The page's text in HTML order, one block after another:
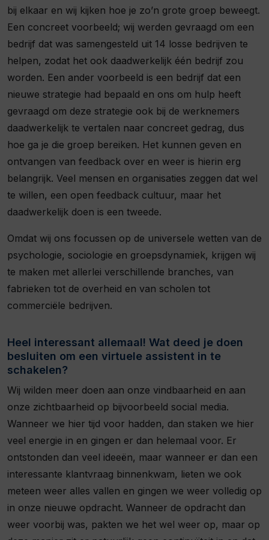
bij elkaar en wij kijken hoe je zo’n grote groep beweegt.
Een concreet voorbeeld; wij werden gevraagd om een
bedrijf dat was samengesteld uit 14 losse bedrijven te
helpen, zodat het ook daadwerkelijk één bedrijf zou
worden. Een ander voorbeeld is een bedrijf dat een
nieuwe strategie had bepaald en ons om hulp heeft
gevraagd om deze strategie ook bij de werknemers
daadwerkelijk te vertalen naar concreet gedrag, dus
hoe ga je die groep bereiken. Het kunnen geven en
ontvangen van feedback over en weer is hierin erg
belangrijk. Veel mensen en organisaties zeggen dat wel
te willen, een open feedback cultuur, maar het
daadwerkelijk doen is een tweede.
Omdat wij ons focussen op de universele wetten van de
psychologie, sociologie en groepsdynamiek, krijgen wij
te maken met allerlei verschillende branches, van
fabrieken tot de overheid en van scholen tot
commerciële bedrijven.
Heel interessant allemaal! Wat deed je doen
besluiten om een virtuele assistent in te
schakelen?
Wij wilden meer doen aan onze vindbaarheid en aan
onze zichtbaarheid op bijvoorbeeld social media.
Wanneer we hier tijd voor hadden, dan staken we hier
veel energie in en gingen er dan helemaal voor. Er
ontstonden dan veel ideeën, maar wanneer er dan een
interessante klantvraag binnenkwam, lieten we ook
meteen weer alles vallen en gingen we weer volledig op
in onze nieuwe opdracht. Wanneer de opdracht dan
weer voorbij was, pakten we het wel weer op, maar op